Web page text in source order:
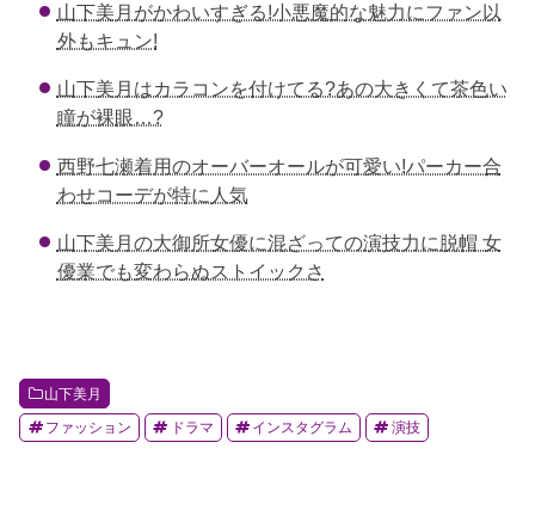
b
o
o
k
a
山下美月がかわいすぎる!小悪魔的な魅力にファン以
外もキュン!
山下美月はカラコンを付けてる?あの大きくて茶色い
瞳が裸眼…?
西野七瀬着用のオーバーオールが可愛い!パーカー合
わせコーデが特に人気
山下美月の大御所女優に混ざっての演技力に脱帽 女
優業でも変わらぬストイックさ
山下美月
ファッション ドラマ インスタグラム 演技